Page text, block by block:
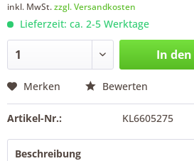
inkl. MwSt.zzgl. Versandkosten
Lieferzeit: ca. 2-5 Werktage
In den
Merken Bewerten
Artikel-Nr.: KL6605275
Beschreibung